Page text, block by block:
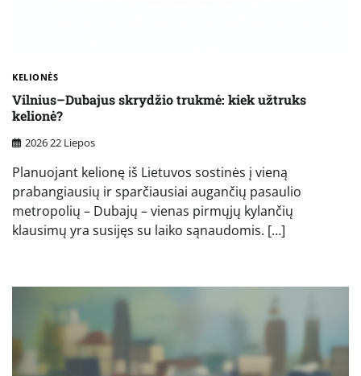
KELIONĖS
Vilnius–Dubajus skrydžio trukmė: kiek užtruks
kelionė?
2026 22 Liepos
Planuojant kelionę iš Lietuvos sostinės į vieną
prabangiausių ir sparčiausiai augančių pasaulio
metropolių – Dubajų – vienas pirmųjų kylančių
klausimų yra susijęs su laiko sąnaudomis. […]